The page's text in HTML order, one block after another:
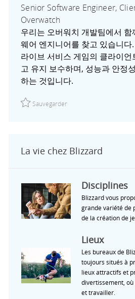
Senior Software Engineer,
Overwatch
우리는 오버워치 개발팀에서
웨어 엔지니어를 찾고 있습니다
라이브 서비스 게임의 클라이
고 유지 보수하며, 성능과 안정
하는 것입니다.
Sauvegarder
La vie chez Blizzard
Disciplines
Blizzard vous
grande variété de
de la création de
Lieux
Les bureaux de
toujours situés à
lieux attractifs et
divertissement,
et travailler.